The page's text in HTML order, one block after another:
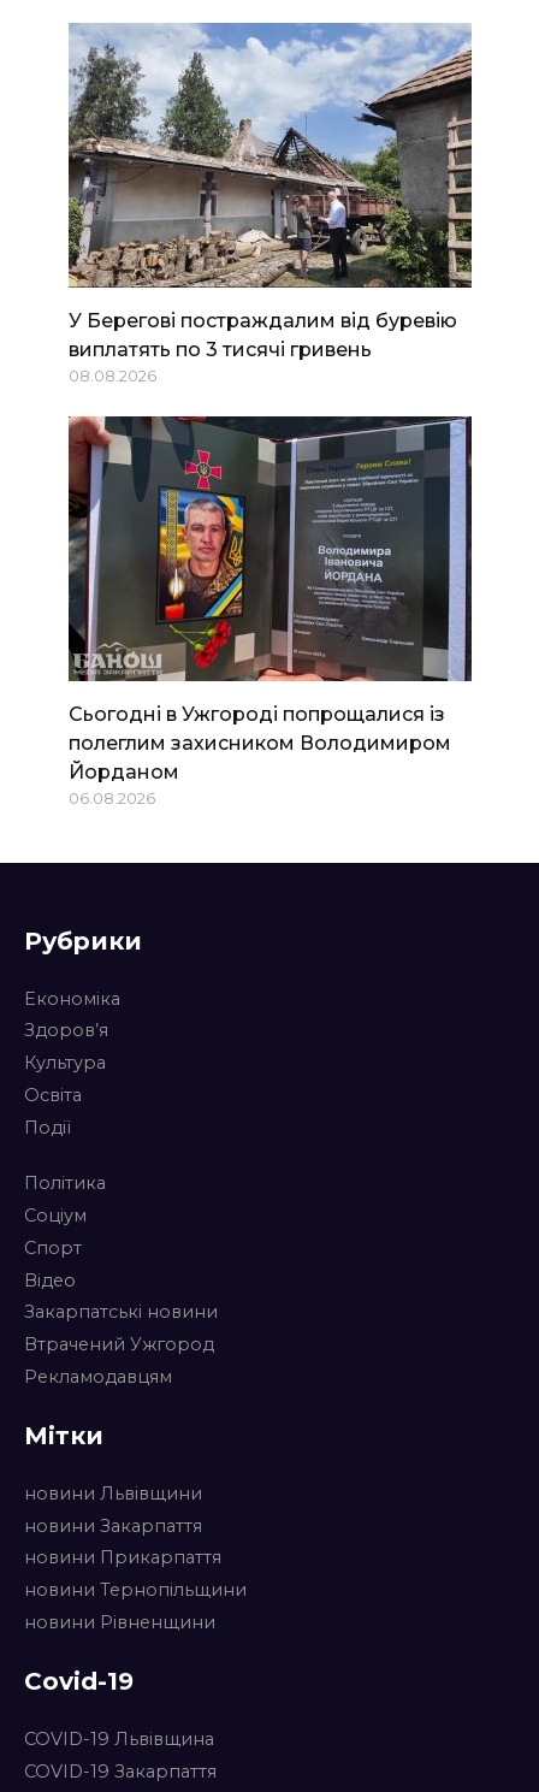
У Берегові постраждалим від буревію
виплатять по 3 тисячі гривень
08.08.2026
Сьогодні в Ужгороді попрощалися із
полеглим захисником Володимиром
Йорданом
06.08.2026
Рубрики
Економіка
Здоров’я
Культура
Освіта
Події
Політика
Соціум
Спорт
Відео
Закарпатські новини
Втрачений Ужгород
Рекламодавцям
Мітки
новини Львівщини
новини Закарпаття
новини Прикарпаття
новини Тернопільщини
новини Рівненщини
Covid-19
COVID-19 Львівщина
COVID-19 Закарпаття